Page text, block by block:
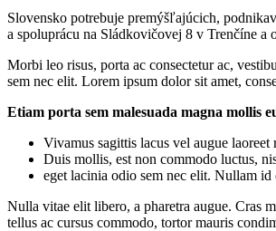
Slovensko potrebuje premýšľajúcich,
a spoluprácu na Sládkovičovej 8 v Trenčíne a
Morbi leo risus, porta ac consectetur ac,
sem nec elit. Lorem ipsum dolor sit amet,
Etiam porta sem malesuada magna mollis
Vivamus sagittis lacus vel augue
Duis mollis, est non commodo luctus,
eget lacinia odio sem nec elit. Nullam
Nulla vitae elit libero, a pharetra augue. Cras
tellus ac cursus commodo, tortor mauris